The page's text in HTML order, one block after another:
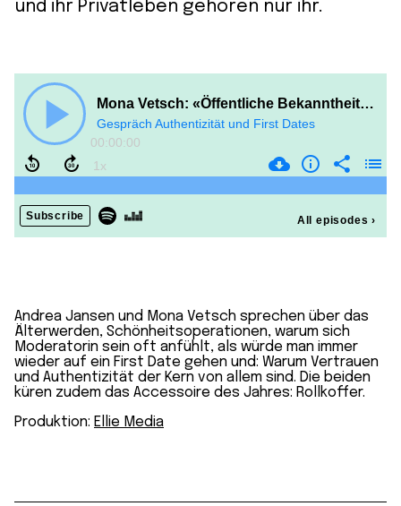
und ihr Privatleben gehören nur ihr.
Andrea Jansen und Mona Vetsch sprechen über das
Älterwerden, Schönheitsoperationen, warum sich
Moderatorin sein oft anfühlt, als würde man immer
wieder auf ein First Date gehen und: Warum Vertrauen
und Authentizität der Kern von allem sind. Die beiden
küren zudem das Accessoire des Jahres: Rollkoffer.
Produktion: Ellie Media